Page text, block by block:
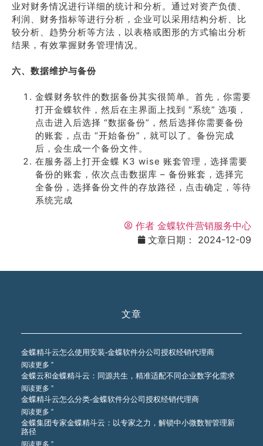
业对财务情况进行详细的统计和分析。通过对资产负债、
利润、财务指标等进行分析，企业可以采用结构分析、比
较分析、趋势分析等方法，以表格或图形的方式输出分析
结果，有效掌握财务管理情况。
六、数据维护与备份
金蝶财务软件的数据备份其实很简单。首先，你需要
打开金蝶软件，然后在主界面上找到 “系统” 选项，
点击进入后选择 “数据备份”，然后选择你需要备份
的账套，点击 “开始备份”，就可以了。备份完成
后，会生成一个备份文件。
在服务器上打开金蝶 K3 wise 账套管理，选择需要
备份的账套，依次点击数据库 – 备份账套，选择完
全备份，选择备份文件的存放路径，点击确定，等待
系统完成
作者 金蝶软件营销服务中心
文章日期：
2024-12-09
文章
金蝶精斗云怎么使用安装-金蝶软件分公司授权经销代理商
阅读更多 ”
金蝶云和金蝶精斗云：同源共生，精准适配不同企业数字化需求
阅读更多 ”
金蝶精斗云怎么分类-金蝶软件分公司授权经销代理商
阅读更多 ”
金蝶集团专家金蝶精斗云：以专家之力，解锁中小微数智管理新
路径
阅读更多 ”